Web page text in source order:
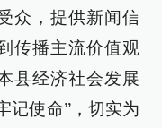
众，提供新闻信
传播主流价值观
县经济社会发展
记使命”，切实为